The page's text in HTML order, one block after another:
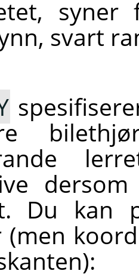
syner
svart
Du kan
(men